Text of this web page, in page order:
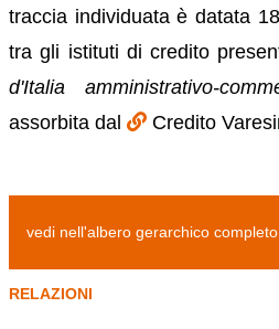
traccia individuata è datata
tra gli istituti di credito
d'Italia amministrativo-
assorbita dal
Credito
vedi nell'albero gerarchico completo
RELAZIONI